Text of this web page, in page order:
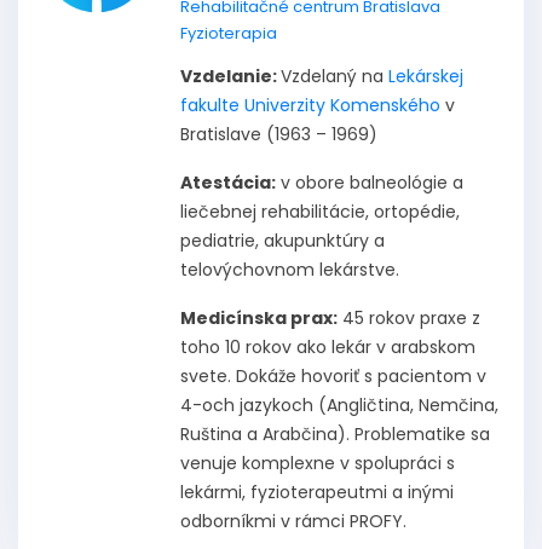
Rehabilitačné centrum Bratislava
Fyzioterapia
Vzdelanie:Vzdelaný na Lekárskej
fakulte Univerzity Komenského v
Bratislave (1963 – 1969)
Atestácia: v obore balneológie a
liečebnej rehabilitácie, ortopédie,
pediatrie, akupunktúry a
telovýchovnom lekárstve.
Medicínska prax: 45 rokov praxe z
toho 10 rokov ako lekár v arabskom
svete. Dokáže hovoriť s pacientom v
4-och jazykoch (Angličtina, Nemčina,
Ruština a Arabčina). Problematike sa
venuje komplexne v spolupráci s
lekármi, fyzioterapeutmi a inými
odborníkmi v rámci PROFY.